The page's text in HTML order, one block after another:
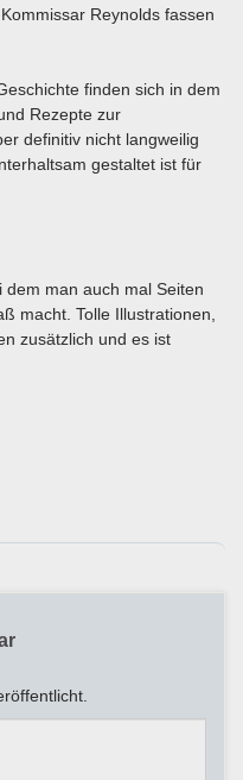
Reynolds fassen
finden sich in dem
Rezepte zur
definitiv nicht langweilig
gestaltet ist für
man auch mal Seiten
macht. Tolle Illustrationen,
zusätzlich und es ist